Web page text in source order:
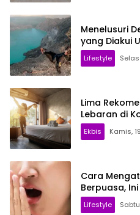
Menelusuri
yang Diakui
Lifestyle
Lima
Lebaran di
Ekbis Kamis,
Cara
Berpuasa,
Lifestyle